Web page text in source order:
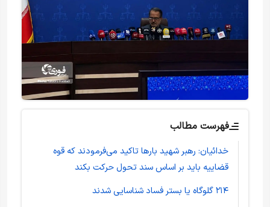
فهرست مطالب
خدائیان: رهبر شهید بارها تاکید می‌فرمودند که قوه
قضاییه باید بر اساس سند تحول حرکت بکند
۲۱۴ گلوگاه یا بستر فساد شناسایی شدند